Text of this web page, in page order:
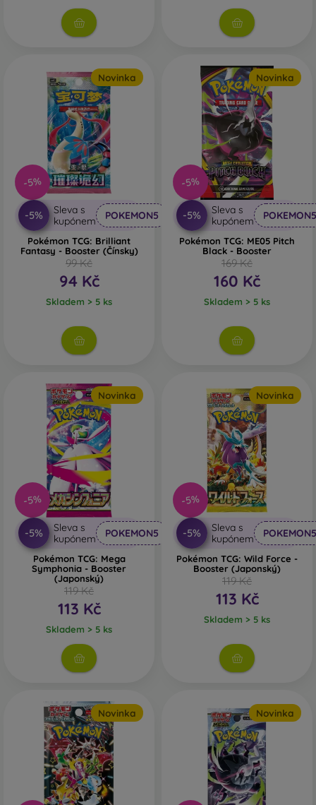
-5%
Novinka
-5%
Sleva s
kupónem
POKEMON5
Pokémon TCG: Brilliant
Fantasy - Booster (Čínsky)
99 Kč
94 Kč
Skladem > 5 ks
-5%
Novinka
-5%
Sleva s
kupónem
POKEMON5
Pokémon TCG: ME05 Pitch
Black - Booster
169 Kč
160 Kč
Skladem > 5 ks
-5%
Novinka
-5%
Sleva s
kupónem
POKEMON5
Pokémon TCG: Mega
Symphonia - Booster
(Japonský)
119 Kč
113 Kč
Skladem > 5 ks
-5%
Novinka
-5%
Sleva s
kupónem
POKEMON5
Pokémon TCG: Wild Force -
Booster (Japonský)
119 Kč
113 Kč
Skladem > 5 ks
Novinka Novinka